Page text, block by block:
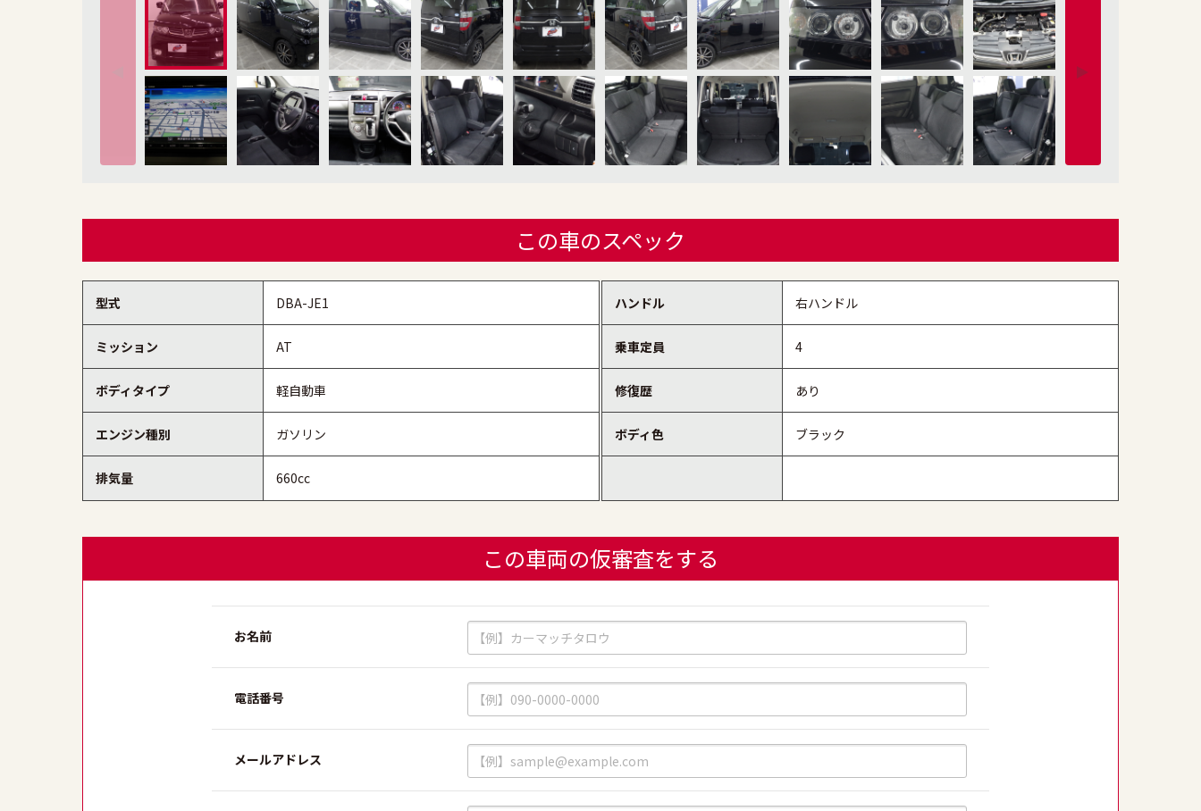
この車のスペック
型式 DBA-JE1 ハンドル 右ハンドル
ミッション AT 乗車定員 4
ボディタイプ 軽自動車 修復歴 あり
エンジン種別 ガソリン ボディ色 ブラック
排気量 660cc
この車両の仮審査をする
お名前
電話番号
メールアドレス